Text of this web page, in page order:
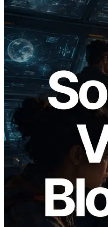
2026.05.24
Validators
Analyzer — แสดงเ
ระดับ slot และบาลิ